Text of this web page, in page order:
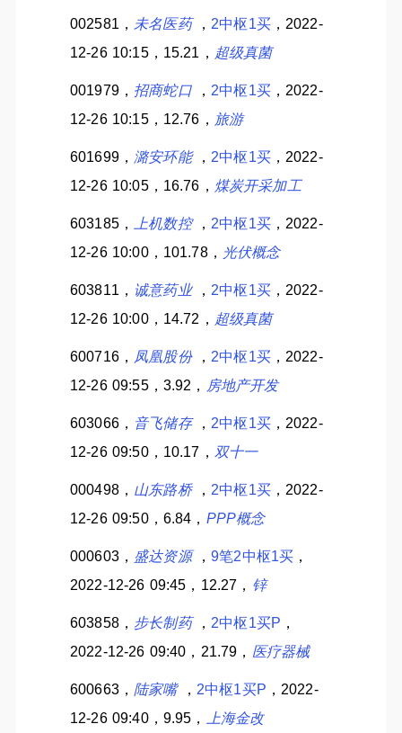
002581， 未名医药 ， 2中枢1买，2022-
12-26 10:15，15.21， 超级真菌
001979， 招商蛇口 ， 2中枢1买，2022-
12-26 10:15，12.76， 旅游
601699， 潞安环能 ， 2中枢1买，2022-
12-26 10:05，16.76， 煤炭开采加工
603185， 上机数控 ， 2中枢1买，2022-
12-26 10:00，101.78， 光伏概念
603811， 诚意药业 ， 2中枢1买，2022-
12-26 10:00，14.72， 超级真菌
600716， 凤凰股份 ， 2中枢1买，2022-
12-26 09:55，3.92， 房地产开发
603066， 音飞储存 ， 2中枢1买，2022-
12-26 09:50，10.17， 双十一
000498， 山东路桥 ， 2中枢1买，2022-
12-26 09:50，6.84， PPP概念
000603， 盛达资源 ，9笔2中枢1买 ，
2022-12-26 09:45，12.27， 锌
603858， 步长制药 ， 2中枢1买P ，
2022-12-26 09:40，21.79， 医疗器械
600663， 陆家嘴 ， 2中枢1买P ，2022-
12-26 09:40，9.95，
上海金改